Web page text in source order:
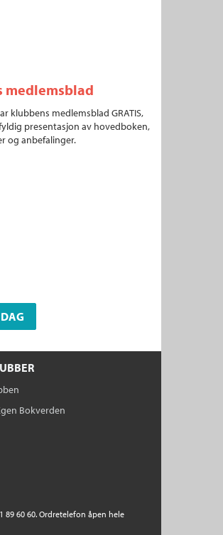
medlemsblad
klubbens medlemsblad GRATIS,
presentasjon av hovedboken,
og anbefalinger.
Bokverden
89 60 60. Ordretelefon åpen hele